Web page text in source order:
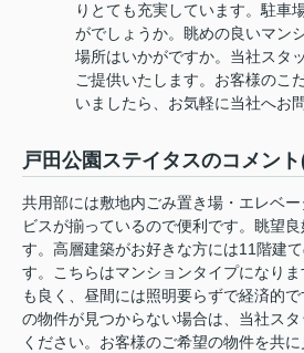
りとても充実しています。駐車
がでしょうか。眺めの良いマン
場所はいかがですか。当社スタ
ご提供いたします。お客様のこ
いましたら、お気軽に当社へお
戸田公園ステイタスのコメン
共用部には敷地内ごみ置き場・エレベ
ビスが揃っているので便利です。眺望
す。高層建築がお好きな方には11階建
す。こちらはマンションタイプになり
も良く、昼間には照明要らずで経済的
の物件が見つからない場合は、当社ス
ください。お客様のご希望の物件を共に